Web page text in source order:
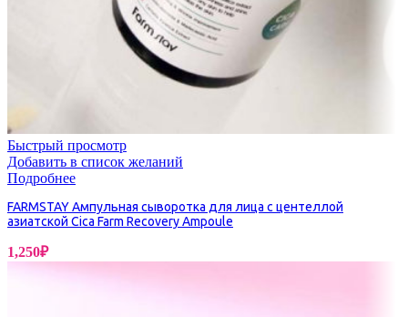
Быстрый просмотр
Добавить в список желаний
Подробнее
FARMSTAY Ампульная сыворотка для лица с центеллой
азиатской Cica Farm Recovery Ampoule
1,250₽